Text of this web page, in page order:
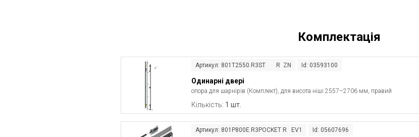
Комплектація
Артикул: 801T2550.R3ST R ZN Id: 03593100
Одинарні двері
опора для шарнірів (Комплект), для висота ніші 2557–2706 мм, правий
Кількість: 1 шт.
Артикул: 801P800E.R3POCKET R EV1 Id: 05607696